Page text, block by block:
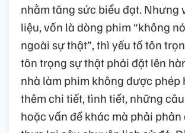
nhằm tăng sức biểu đạt. Nhưng
liệu, vốn là dòng phim “không
ngoài sự thật”, thì yếu tố tôn
tôn trọng sự thật phải đặt lên
nhà làm phim không được phép
thêm chi tiết, tình tiết, những
hoặc vấn đề khác mà phải